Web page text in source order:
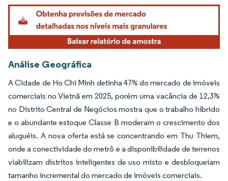
Análise Geográfica
A Cidade de Ho Chi Minh detinha 47% do mercado de imóveis
comerciais no Vietnã em 2025, porém uma vacância de 12,3%
no Distrito Central de Negócios mostra que o trabalho híbrido
e o abundante estoque Classe B moderam o crescimento dos
aluguéis. A nova oferta está se concentrando em Thu Thiem,
onde a conectividade do metrô e a disponibilidade de terrenos
viabilizam distritos inteligentes de uso misto e desbloqueiam
tamanho incremental do mercado de imóveis comerciais.